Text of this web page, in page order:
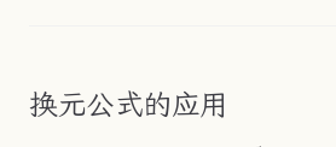
换元公式的应用